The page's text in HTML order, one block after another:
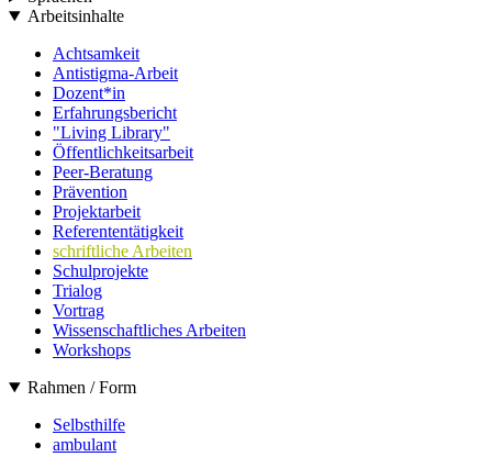
Arbeitsinhalte
Achtsamkeit
Antistigma-Arbeit
Dozent*in
Erfahrungsbericht
"Living Library"
Öffentlichkeitsarbeit
Peer-Beratung
Prävention
Projektarbeit
Referententätigkeit
schriftliche Arbeiten
Schulprojekte
Trialog
Vortrag
Wissenschaftliches Arbeiten
Workshops
Rahmen / Form
Selbsthilfe
ambulant